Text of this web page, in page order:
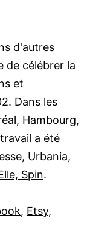
d'autres
de célébrer la
et
Dans les
Hambourg,
a été
Urbania,
Spin.
, Etsy,